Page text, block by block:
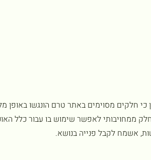
חלקים מסוימים באתר טרם הונגשו באופן
ממחויבותי לאפשר שימוש בו עבור כלל
אשמח לקבל פנייה בנושא.